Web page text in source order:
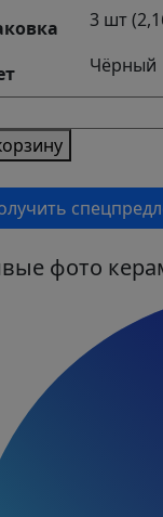
3 шт
Чёрный
фото